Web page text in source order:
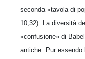
seconda «tavola di
10,32). La diversità
«confusione» di
antiche. Pur essendo